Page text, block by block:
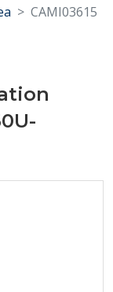
CAMI03615